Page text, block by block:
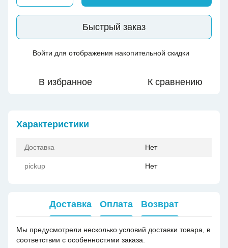
Быстрый заказ
Войти для отображения накопительной скидки
В избранное К сравнению
Характеристики
Доставка Нет
pickup Нет
Доставка Оплата Возврат
Мы предусмотрели несколько условий доставки товара, в
соответствии с особенностями заказа.